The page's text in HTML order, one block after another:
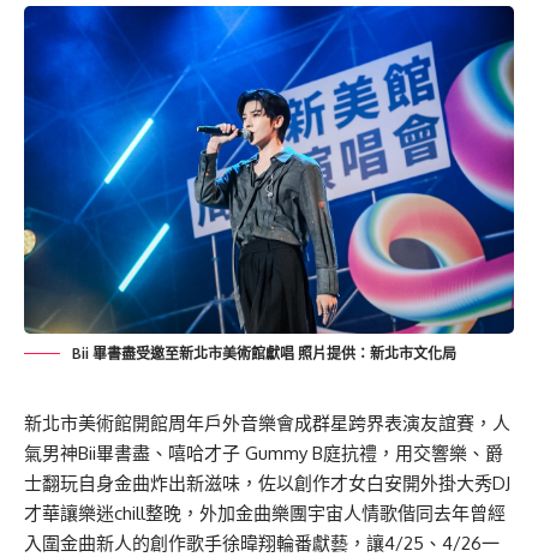
Bii 畢書盡受邀至新北市美術館獻唱 照片提供：新北市文化局
新北市美術館開館周年戶外音樂會成群星跨界表演友誼賽，人
氣男神Bii畢書盡、嘻哈才子 Gummy B庭抗禮，用交響樂、爵
士翻玩自身金曲炸出新滋味，佐以創作才女白安開外掛大秀DJ
才華讓樂迷chill整晚，外加金曲樂團宇宙人情歌偕同去年曾經
入圍金曲新人的創作歌手徐暐翔輪番獻藝，讓4/25、4/26一